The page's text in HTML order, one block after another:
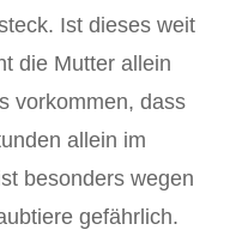
Ist dieses weit
die Mutter allein
vorkommen, dass
allein im
besonders wegen
gefährlich.